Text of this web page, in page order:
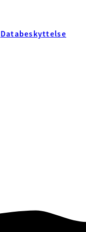
Databeskyttelse